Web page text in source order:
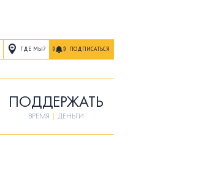
ГДЕ МЫ? ПОДПИСАТЬСЯ
ПОДДЕРЖАТЬ
ВРЕМЯ | ДЕНЬГИ